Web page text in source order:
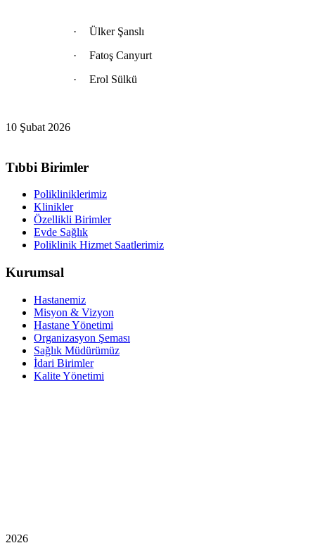
·
Ülker Şanslı
·
Fatoş Canyurt
·
Erol Sülkü
10 Şubat 2026
Tıbbi Birimler
Polikliniklerimiz
Klinikler
Özellikli Birimler
Evde Sağlık
Poliklinik Hizmet Saatlerimiz
Kurumsal
Hastanemiz
Misyon & Vizyon
Hastane Yönetimi
Organizasyon Şeması
Sağlık Müdürümüz
İdari Birimler
Kalite Yönetimi
2026